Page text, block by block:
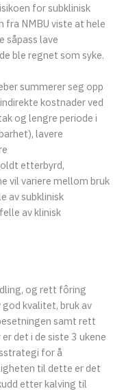
for subklinisk
fra NMBU viste at hele
såpass lave
ble regnet som syke.
summerer seg opp
kostnader ved
og lengre periode i
lavere
etterbyrd,
vil variere mellom bruk
av subklinisk
av klinisk
og rett fôring
kvalitet, bruk av
samt rett
det i de siste 3 ukene
for å
til dette er det
etter kalving til